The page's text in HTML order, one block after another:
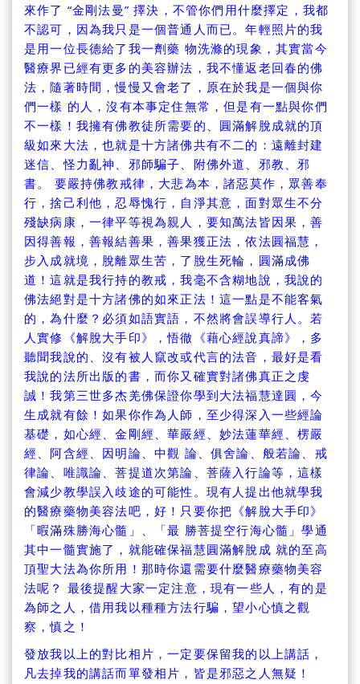
來作了 “金剛法曼” 擇決，不管你們用什麼擇定，我都
不認可，因為我只是一個普通人而已。年輕照片的我
是用一位長德給了我一劑藥 物洗滌的現象，其實當今
醫療界已經有更多的美容辦法，我不懂返老回春的佛
法，隨著時間，慢慢又會老了，原在於我是一個與你
們一樣 的人，沒有本事定住無常，但是有一點與你們
不一樣！我擁有佛教徒所需要的、圓滿解脫成就的頂
級如來大法，也就是十方諸佛共有不二的：遠離封建
迷信、怪力亂神、邪師騙子、附佛外道、邪教、邪
書。 要嚴持佛教戒律，大悲為本，諸惡莫作，眾善奉
行，捨己利他，忍辱愧行，自淨其意，面對眾生不分
殘缺病康，一律平等視為親人，要知萬法皆因果，善
因得善報，善報結善果，善果獲正法，依法圓福慧，
步入成就境，脫離眾生苦，了脫生死輪，圓滿成佛
道！這就是我行持的教戒，我毫不含糊地說，我說的
佛法絕對是十方諸佛的如來正法！這一點是不能客氣
的，為什麼？必須如語實語，不然將會誤導行人。若
人實修《解脫大手印》，悟徹《藉心經說真諦》，多
聽聞我說的、沒有被人竄改或代言的法音，最好是看
我說的法所出版的書，而你又確實對諸佛真正之虔
誠！我第三世多杰羌佛保證你學到大法福慧達圓，今
生成就有餘！如果你作為人師，至少得深入一些經論
基礎，如心經、金剛經、華嚴經、妙法蓮華經、楞嚴
經、阿含經、因明論、中觀 論、俱舍論、般若論、戒
律論、唯識論、菩提道次第論、菩薩入行論等，這樣
會減少教學誤入歧途的可能性。現有人提出他就學我
的醫療藥物美容法吧，好！只要你把《解脫大手印》
「暇滿殊勝海心髓」、「最 勝菩提空行海心髓」學通
其中一髓實施了，就能確保福慧圓滿解脫成 就的至高
頂聖大法為你所用！那時你還需要什麼醫療藥物美容
法呢？ 最後提醒大家一定注意，現有一些人，有的是
為師之人，借用我以種種方法行騙，望小心慎之觀
察，慎之！
發放我以上的對比相片，一定要保留我的以上講話，
凡去掉我的講話而單發相片，皆是邪惡之人無疑！